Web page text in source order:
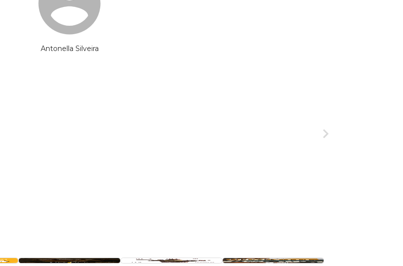
Antonella Silveira